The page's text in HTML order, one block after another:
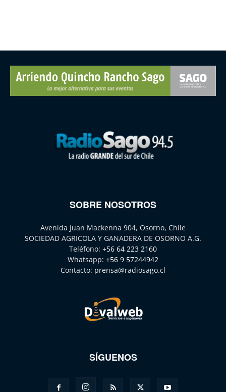
SOBRE NOSOTROS
Avenida Juan Mackenna 904, Osorno, Chile
SOCIEDAD AGRICOLA Y GANADERA DE OSORNO A.G.
Teléfono: +56 64 223 2160
Whatsapp: +56 9 57244942
Contacto: prensa@radiosago.cl
SÍGUENOS